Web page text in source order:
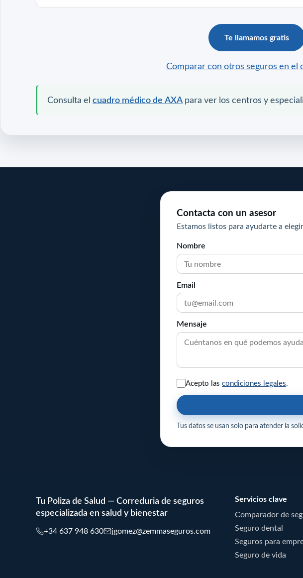
Te llamamos gratis
Comparar con otros seguros en el
Consulta el cuadro médico de AXA para ver los centros y
Contacta con un asesor
Estamos listos para ayudarte a
Nombre
Email
Mensaje
Acepto las condiciones legales
Tus datos se usan solo para atender la
Tu Poliza de Salud — Correduria de seguros
especializada en salud y bienestar
+34 637 948 630 jgomez@zemmaseguros.com
Servicios clave
Comparador de
Seguro dental
Seguros para
Seguro de vida